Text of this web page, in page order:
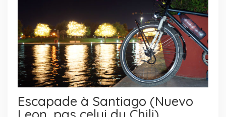
Escapade à Santiago (Nuevo